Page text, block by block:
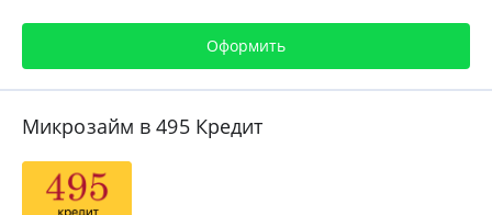
Оформить
Микрозайм в 495 Кредит